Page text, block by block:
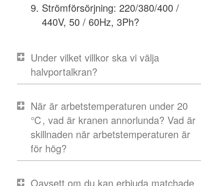
Strömförsörjning: 220/380/400 /
440V, 50 / 60Hz, 3Ph?
Under vilket villkor ska vi välja
halvportalkran?
När är arbetstemperaturen under 20
℃, vad är kranen annorlunda? Vad är
skillnaden när arbetstemperaturen är
för hög?
Oavsett om du kan erbjuda matchade